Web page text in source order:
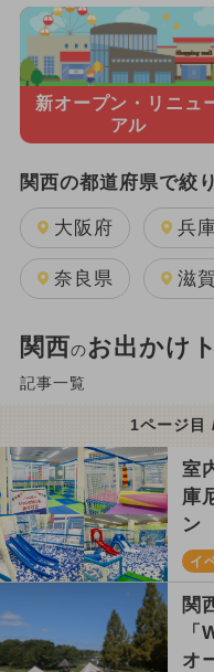
新オープン・ リニュ
アル
関西の都道府県で絞
大阪府 兵
奈良県 滋
関西のお出かけ
記事一覧
1ページ目
室
庫
ン
イ
関
オ